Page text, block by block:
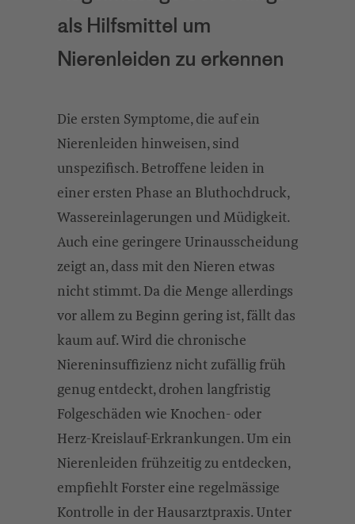
als Hilfsmittel um
Nierenleiden zu erkennen
Die ersten Symptome, die auf ein
Nierenleiden hinweisen, sind
unspezifisch. Betroffene leiden in
einer ersten Phase an Bluthochdruck,
Wassereinlagerungen und Müdigkeit.
Auch eine geringere Urinausscheidung
zeigt an, dass mit den Nieren etwas
nicht stimmt. Da die Menge allerdings
vor allem zu Beginn gering ist, fällt das
kaum auf. Wird die chronische
Niereninsuffizienz nicht zufällig früh
genug entdeckt, drohen langfristig
Folgeschäden wie Knochen- oder
Herz-Kreislauf-Erkrankungen. Um ein
Nierenleiden frühzeitig zu entdecken,
empfiehlt Forster eine regelmässige
Kontrolle in der Hausarztpraxis. Unter